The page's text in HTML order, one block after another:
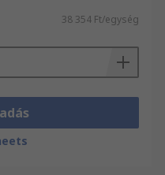
38 354 Ft/egység